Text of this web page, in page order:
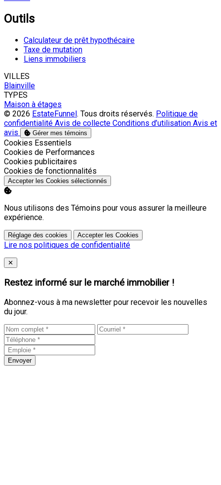
Outils
Calculateur de prêt hypothécaire
Taxe de mutation
Liens immobiliers
VILLES
Blainville
TYPES
Maison à étages
© 2026 EstateFunnel. Tous droits réservés. Politique de
confidentialité Avis de collecte Conditions d’utilisation Avis et
avis
Gérer mes témoins
Activer
Cookies Essentiels
Activer
Cookies de Performances
Activer
Cookies publicitaires
Activer
Cookies de fonctionnalités
Accepter les Cookies sélectionnés
Nous utilisons des Témoins pour vous assurer la meilleure
expérience.
Réglage des cookies Accepter les Cookies
Lire nos politiques de confidentialité
Close
✕
Restez informé sur le marché immobilier !
Abonnez-vous à ma newsletter pour recevoir les nouvelles
du jour.
Envoyer